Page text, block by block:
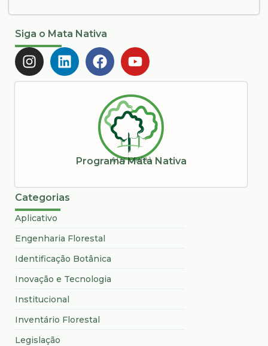
Siga o Mata Nativa
AUTOR(A)
Programa Mata Nativa
Categorias
Aplicativo
Engenharia Florestal
Identificação Botânica
Inovação e Tecnologia
Institucional
Inventário Florestal
Legislação